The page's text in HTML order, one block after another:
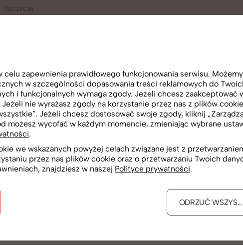
SZCZECIN
Rzut 2D Wirtualny spacer Widok 360
celu zapewnienia prawidłowego funkcjonowania serwisu.
w szczególności dopasowania treści reklamowych do
i funkcjonalnych wymaga zgody. Jeżeli chcesz zaakceptować
Jeżeli nie wyrażasz zgody na korzystanie przez nas z plików
Jeżeli chcesz dostosować swoje zgody, kliknij
możesz wycofać w każdym momencie, zmieniając wybrane
.
we wskazanych powyżej celach związane jest z
przez nas plików cookie oraz o przetwarzaniu Twoich
znajdziesz w naszej Polityce prywatności.
ODRZUĆ